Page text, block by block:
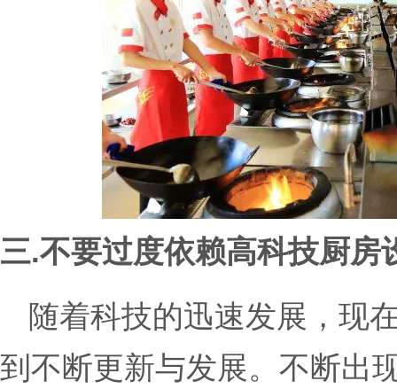
三.不要过度依赖高科技厨房
随着科技的迅速发展，现
到不断更新与发展。不断出